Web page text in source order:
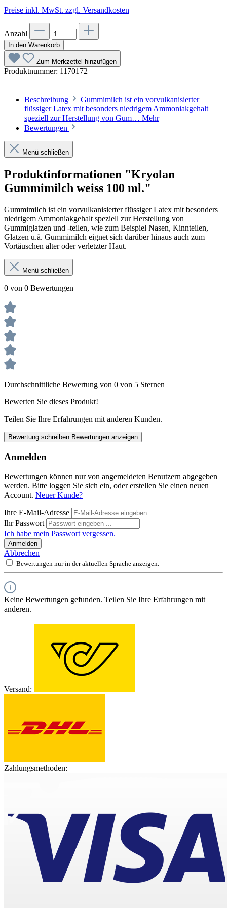
Preise inkl. MwSt. zzgl. Versandkosten
Anzahl
In den Warenkorb
Zum Merkzettel hinzufügen
Produktnummer: 1170172
Beschreibung
Gummimilch ist ein vorvulkanisierter
flüssiger Latex mit besonders niedrigem Ammoniakgehalt
speziell zur Herstellung von Gum… Mehr
Bewertungen
Menü schließen
Produktinformationen "Kryolan
Gummimilch weiss 100 ml."
Gummimilch ist ein vorvulkanisierter flüssiger Latex mit besonders
niedrigem Ammoniakgehalt speziell zur Herstellung von
Gummiglatzen und -teilen, wie zum Beispiel Nasen, Kinnteilen,
Glatzen u.ä. Gummimilch eignet sich darüber hinaus auch zum
Vortäuschen alter oder verletzter Haut.
Menü schließen
0 von 0 Bewertungen
Durchschnittliche Bewertung von 0 von 5 Sternen
Bewerten Sie dieses Produkt!
Teilen Sie Ihre Erfahrungen mit anderen Kunden.
Bewertung schreiben Bewertungen anzeigen
Anmelden
Bewertungen können nur von angemeldeten Benutzern abgegeben
werden. Bitte loggen Sie sich ein, oder erstellen Sie einen neuen
Account. Neuer Kunde?
Ihre E-Mail-Adresse
Ihr Passwort
Ich habe mein Passwort vergessen.
Anmelden
Abbrechen
Bewertungen nur in der aktuellen Sprache anzeigen.
Keine Bewertungen gefunden. Teilen Sie Ihre Erfahrungen mit
anderen.
Versand:
Zahlungsmethoden: